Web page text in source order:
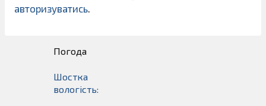
авторизуватись
Погода
Шостка
вологість: